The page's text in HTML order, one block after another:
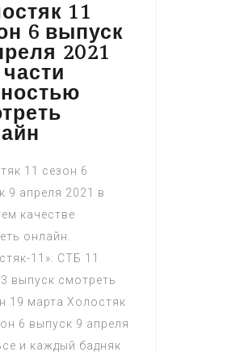
11
6 выпуск
2021
11 сезон 6
9 апреля 2021 в
качестве
онлайн.
11»: СТБ 11
выпуск смотреть
19 марта Холостяк
6 выпуск 9 апреля
и каждый бадняк